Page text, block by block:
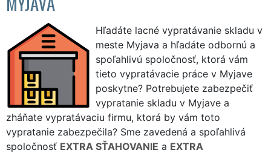
Hľadáte lacné vypratávanie skladu v
meste Myjava a hľadáte odbornú a
spoľahlivú spoločnosť, ktorá vám
tieto vypratávacie práce v Myjave
poskytne? Potrebujete zabezpečiť
vypratanie skladu v Myjave a
zháňate vypratávaciu firmu, ktorá by vám toto
vypratanie zabezpečila? Sme zavedená a spoľahlivá
spoločnosť EXTRA SŤAHOVANIE a EXTRA